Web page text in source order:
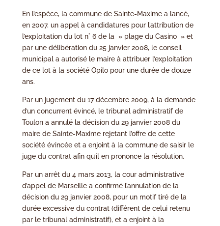
En l’espèce, la commune de Sainte-Maxime a lancé,
en 2007, un appel à candidatures pour l’attribution de
l’exploitation du lot n° 6 de la » plage du Casino » et
par une délibération du 25 janvier 2008, le conseil
municipal a autorisé le maire à attribuer l’exploitation
de ce lot à la société Opilo pour une durée de douze
ans.
Par un jugement du 17 décembre 2009, à la demande
d’un concurrent évincé, le tribunal administratif de
Toulon a annulé la décision du 29 janvier 2008 du
maire de Sainte-Maxime rejetant l’offre de cette
société évincée et a enjoint à la commune de saisir le
juge du contrat afin qu’il en prononce la résolution.
Par un arrêt du 4 mars 2013, la cour administrative
d’appel de Marseille a confirmé l’annulation de la
décision du 29 janvier 2008, pour un motif tiré de la
durée excessive du contrat (différent de celui retenu
par le tribunal administratif), et a enjoint à la